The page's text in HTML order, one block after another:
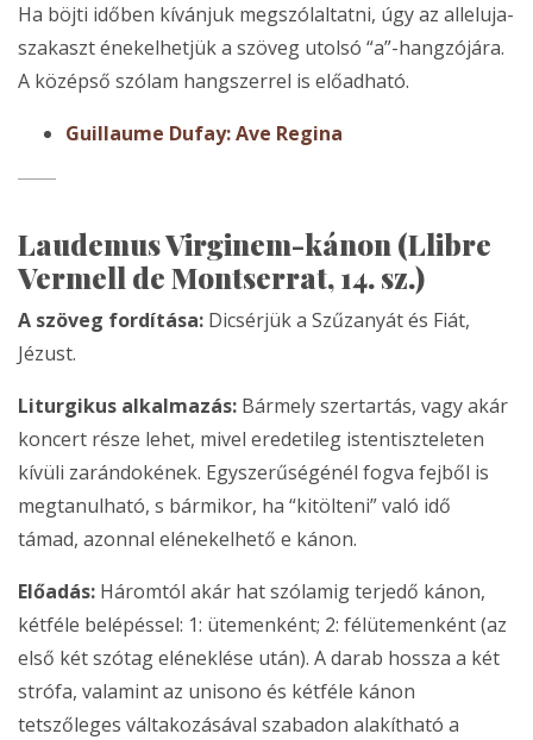
Ha böjti időben kívánjuk megszólaltatni, úgy az alleluja-
szakaszt énekelhetjük a szöveg utolsó “a”-hangzójára.
A középső szólam hangszerrel is előadható.
Guillaume Dufay: Ave Regina
Laudemus Virginem-kánon (Llibre
Vermell de Montserrat, 14. sz.)
A szöveg fordítása: Dicsérjük a Szűzanyát és Fiát,
Jézust.
Liturgikus alkalmazás: Bármely szertartás, vagy akár
koncert része lehet, mivel eredetileg istentiszteleten
kívüli zarándokének. Egyszerűségénél fogva fejből is
megtanulható, s bármikor, ha “kitölteni” való idő
támad, azonnal elénekelhető e kánon.
Előadás: Háromtól akár hat szólamig terjedő kánon,
kétféle belépéssel: 1: ütemenként; 2: félütemenként (az
első két szótag eléneklése után). A darab hossza a két
strófa, valamint az unisono és kétféle kánon
tetszőleges váltakozásával szabadon alakítható a